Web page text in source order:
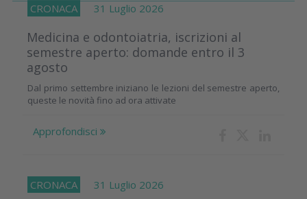
CRONACA 31 Luglio 2026
Medicina e odontoiatria, iscrizioni al
semestre aperto: domande entro il 3
agosto
Dal primo settembre iniziano le lezioni del semestre aperto,
queste le novità fino ad ora attivate
Approfondisci
CRONACA 31 Luglio 2026